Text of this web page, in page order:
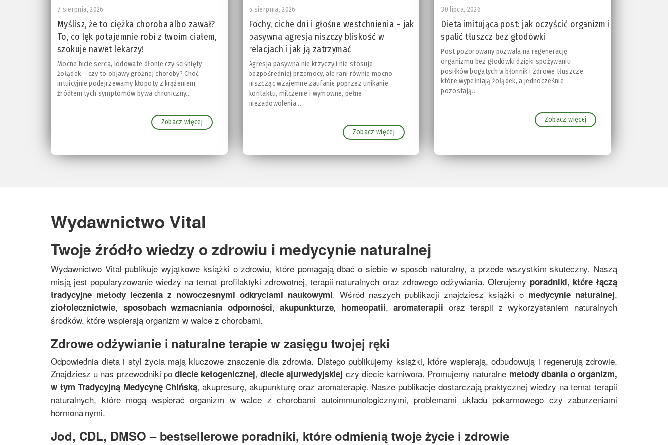
7 sierpnia, 2026
Myślisz, że to ciężka choroba albo zawał?
To, co lęk potajemnie robi z twoim ciałem,
szokuje nawet lekarzy!
Mocne bicie serca, lodowate dłonie czy ściśnięty
żołądek – czy to objawy groźnej choroby? Choć
intuicyjnie podejrzewamy kłopoty z krążeniem,
źródłem tych symptomów bywa chroniczny...
Zobacz więcej
6 sierpnia, 2026
Fochy, ciche dni i głośne westchnienia – jak
pasywna agresja niszczy bliskość w
relacjach i jak ją zatrzymać
Agresja pasywna nie krzyczy i nie stosuje
bezpośredniej przemocy, ale rani równie mocno –
niszcząc wzajemne zaufanie poprzez unikanie
kontaktu, milczenie i wymowne, pełne
niezadowolenia...
Zobacz więcej
30 lipca, 2026
Dieta imitująca post: jak oczyścić organizm i
spalić tłuszcz bez głodówki
Post pozorowany pozwala na regenerację
organizmu bez głodówki dzięki spożywaniu
posiłków bogatych w błonnik i zdrowe tłuszcze,
które wypełniają żołądek, a jednocześnie
pozostają...
Zobacz więcej
Wydawnictwo Vital
Twoje źródło wiedzy o zdrowiu i medycynie naturalnej
Wydawnictwo Vital publikuje wyjątkowe książki o zdrowiu, które pomagają dbać o siebie w sposób naturalny, a przede wszystkim skuteczny. Naszą
misją jest popularyzowanie wiedzy na temat profilaktyki zdrowotnej, terapii naturalnych oraz zdrowego odżywiania. Oferujemy poradniki, które łączą
tradycyjne metody leczenia z nowoczesnymi odkryciami naukowymi. Wśród naszych publikacji znajdziesz książki o medycynie naturalnej,
ziołolecznictwie, sposobach wzmacniania odporności,akupunkturze, homeopatii,aromaterapii oraz terapii z wykorzystaniem naturalnych
środków, które wspierają organizm w walce z chorobami.
Zdrowe odżywianie i naturalne terapie w zasięgu twojej ręki
Odpowiednia dieta i styl życia mają kluczowe znaczenie dla zdrowia. Dlatego publikujemy książki, które wspierają, odbudowują i regenerują zdrowie.
Znajdziesz u nas przewodniki po diecie ketogenicznej,diecie ajurwedyjskiej czy diecie karniwora. Promujemy naturalne metody dbania o organizm,
w tymTradycyjną Medycynę Chińską, akupresurę, akupunkturę oraz aromaterapię. Nasze publikacje dostarczają praktycznej wiedzy na temat terapii
naturalnych, które mogą wspierać organizm w walce z chorobami autoimmunologicznymi, problemami układu pokarmowego czy zaburzeniami
hormonalnymi.
Jod, CDL, DMSO – bestsellerowe poradniki, które odmienią twoje życie i zdrowie